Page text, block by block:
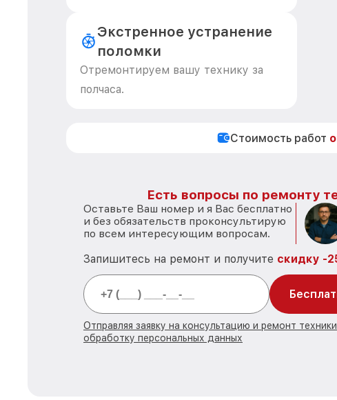
Экстренное устранение
поломки
Отремонтируем вашу технику за
полчаса.
Стоимость работ
Есть вопросы по ремонту
Оставьте Ваш номер и я Вас бесплатно
и без обязательств проконсультирую
по всем интересующим вопросам.
Запишитесь на ремонт и получите скидку -
Отправляя заявку на консультацию и ремонт
обработку персональных данных